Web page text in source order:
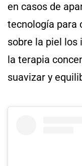
en casos de
tecnología para
sobre la piel los
la terapia
suavizar y